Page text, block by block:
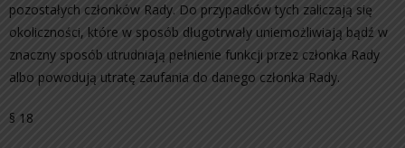
pozostałych członków Rady. Do przypadków tych zaliczają się
okoliczności, które w sposób długotrwały uniemożliwiają bądź w
znaczny sposób utrudniają pełnienie funkcji przez członka Rady
albo powodują utratę zaufania do danego członka Rady.
§ 18